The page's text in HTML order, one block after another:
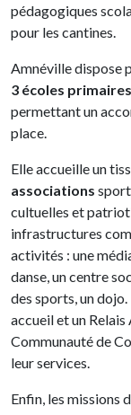
pédagogiques
pour les cantines.
Amnéville dispose
3 écoles
permettant un
place.
Elle accueille un
associations
cultuelles et
infrastructures
activités : une
danse, un centre
des sports, un
accueil et un
Communauté de
leur services.
Enfin, les missions